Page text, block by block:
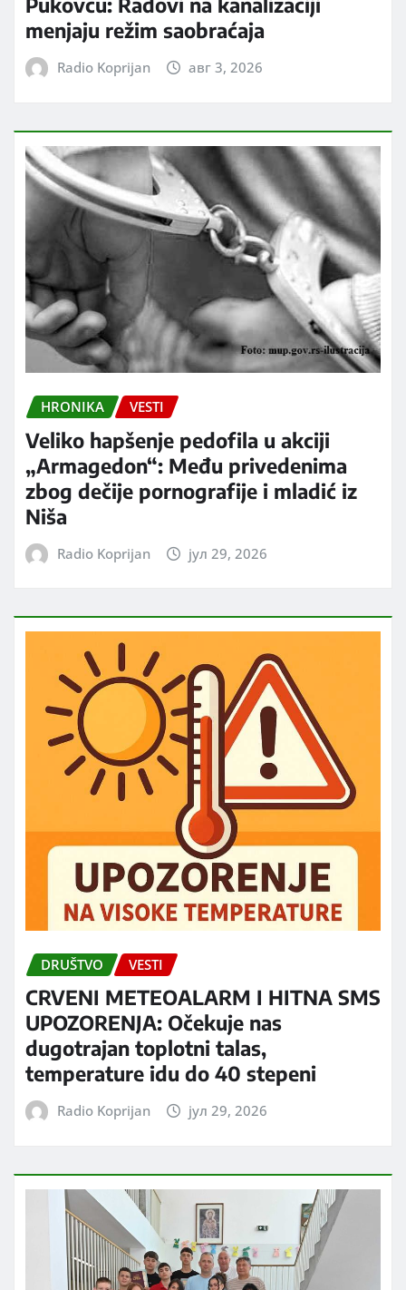
menjaju režim saobraćaja
Radio Koprijan авг 3, 2026
HRONIKA VESTI
Veliko hapšenje pedofila u akciji
„Armagedon“: Među privedenima
zbog dečije pornografije i mladić iz
Niša
Radio Koprijan јул 29, 2026
DRUŠTVO VESTI
CRVENI METEOALARM I HITNA SMS
UPOZORENJA: Očekuje nas
dugotrajan toplotni talas,
temperature idu do 40 stepeni
Radio Koprijan јул 29, 2026